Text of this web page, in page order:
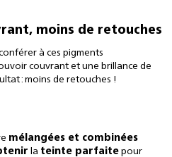
moins de retouches
à ces pigments
couvrant et une brillance de
: moins de retouches !
mélangées et combinées
la teinte parfaite pour